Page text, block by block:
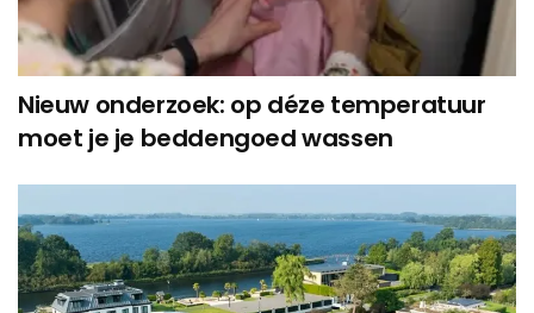
Nieuw onderzoek: op déze temperatuur
moet je je beddengoed wassen